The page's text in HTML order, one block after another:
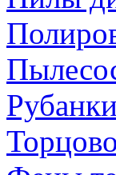
Рубанки